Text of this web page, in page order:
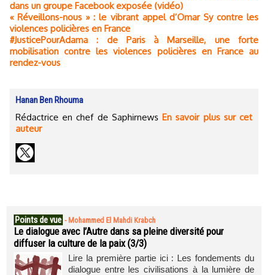
dans un groupe Facebook exposée (vidéo)
« Réveillons-nous » : le vibrant appel d’Omar Sy contre les
violences policières en France
#JusticePourAdama : de Paris à Marseille, une forte
mobilisation contre les violences policières en France au
rendez-vous
Hanan Ben Rhouma
Rédactrice en chef de SaphirnewsEn savoir plus sur cet
auteur
Points de vue - Mohammed El Mahdi Krabch
Le dialogue avec l’Autre dans sa pleine diversité pour
diffuser la culture de la paix (3/3)
Lire la première partie ici : Les fondements du
dialogue entre les civilisations à la lumière de